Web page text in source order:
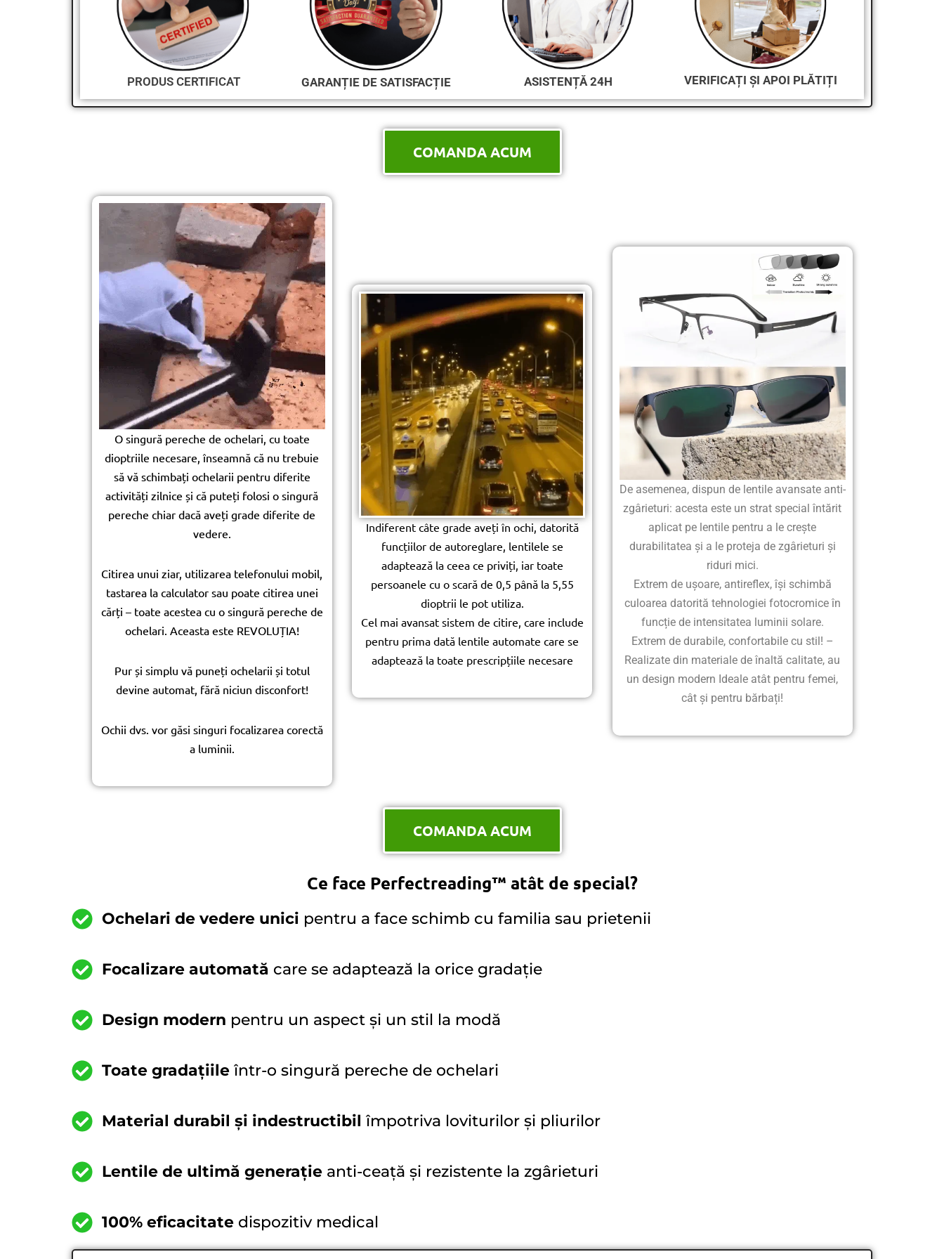
PRODUS CERTIFICAT GARANȚIE DE SATISFACȚIE ASISTENȚĂ 24H VERIFICAȚI ȘI APOI PLĂTIȚI
COMANDA ACUM
O singură pereche de ochelari, cu toate
dioptriile necesare, înseamnă că nu trebuie
să vă schimbați ochelarii pentru diferite
activități zilnice și că puteți folosi o singură
pereche chiar dacă aveți grade diferite de
vedere.
Citirea unui ziar, utilizarea telefonului mobil,
tastarea la calculator sau poate citirea unei
cărți – toate acestea cu o singură pereche de
ochelari. Aceasta este REVOLUȚIA!
Pur și simplu vă puneți ochelarii și totul
devine automat, fără niciun disconfort!
Ochii dvs. vor găsi singuri focalizarea corectă
a luminii.
Indiferent câte grade aveți în ochi, datorită
funcțiilor de autoreglare, lentilele se
adaptează la ceea ce priviți, iar toate
persoanele cu o scară de 0,5 până la 5,55
dioptrii le pot utiliza.
Cel mai avansat sistem de citire, care include
pentru prima dată lentile automate care se
adaptează la toate prescripțiile necesare
De asemenea, dispun de lentile avansate anti-
zgârieturi: acesta este un strat special întărit
aplicat pe lentile pentru a le crește
durabilitatea și a le proteja de zgârieturi și
riduri mici.
Extrem de ușoare, antireflex, își schimbă
culoarea datorită tehnologiei fotocromice în
funcție de intensitatea luminii solare.
Extrem de durabile, confortabile cu stil! –
Realizate din materiale de înaltă calitate, au
un design modern Ideale atât pentru femei,
cât și pentru bărbați!
COMANDA ACUM
Ce face Perfectreading™ atât de special?
Ochelari de vedere unici pentru a face schimb cu familia sau prietenii
Focalizare automată care se adaptează la orice gradație
Design modern pentru un aspect și un stil la modă
Toate gradațiileîntr-o singură pereche de ochelari
Material durabil și indestructibil împotriva loviturilor și pliurilor
Lentile de ultimă generațieanti-ceață și rezistente la zgârieturi
100% eficacitatedispozitiv medical